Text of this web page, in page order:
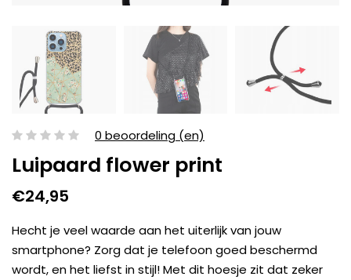
0 beoordeling (en)
Luipaard flower print
€24,95
Hecht je veel waarde aan het uiterlijk van jouw
smartphone? Zorg dat je telefoon goed beschermd
wordt, en het liefst in stijl! Met dit hoesje zit dat zeker